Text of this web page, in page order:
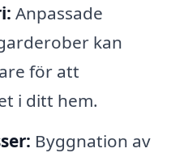
Anpassade
kan
för att
i ditt hem.
Byggnation av